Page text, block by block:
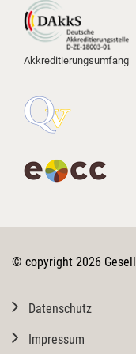
Das
nicht so
Interaktive
haben wir
Bio-Qualität
Akkreditierungsumfang
© copyright 2026
Datenschutz
Impressum